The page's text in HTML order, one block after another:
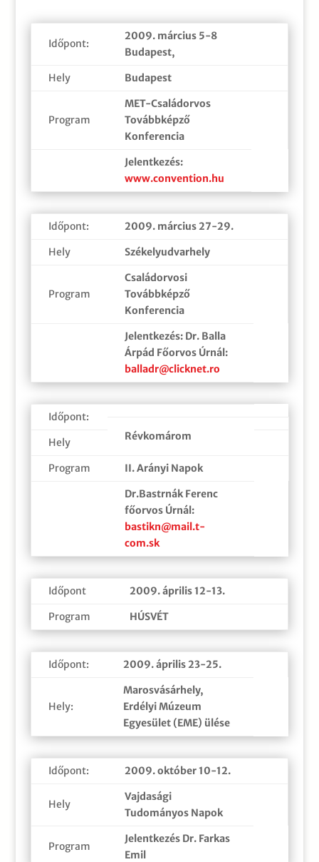
Időpont:
2009. március 5-8
Budapest,
Hely
Budapest
Program
MET-Családorvos
Továbbképző
Konferencia
Jelentkezés:
www.convention.hu
Időpont:
2009. március 27-29.
Hely
Székelyudvarhely
Program
Családorvosi
Továbbképző
Konferencia
Jelentkezés: Dr. Balla
Árpád Főorvos Úrnál:
balladr@clicknet.ro
Időpont:
Révkomárom
Hely
Program
II. Arányi Napok
Dr.Bastrnák Ferenc
főorvos Úrnál:
bastikn@mail.t-
com.sk
Időpont
2009. április 12-13.
Program
HÚSVÉT
Időpont: 2009. április 23-25.
Hely:
Marosvásárhely,
Erdélyi Múzeum
Egyesület (EME) ülése
Időpont: 2009. október 10-12.
Hely
Vajdasági
Tudományos Napok
Program
Jelentkezés Dr. Farkas
Emil